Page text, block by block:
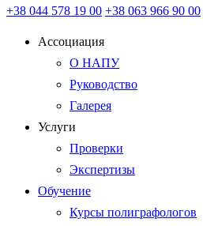
+38 044 578 19 00 +38 063 966 90 00
Ассоциация
О НАПУ
Руководство
Галерея
Услуги
Проверки
Экспертизы
Обучение
Курсы полиграфологов